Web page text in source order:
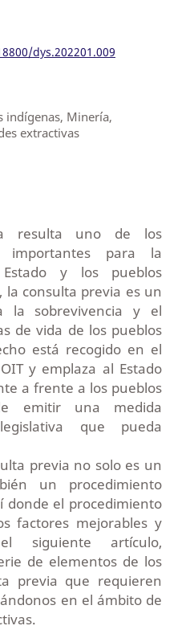
dys.202201.009
indígenas, Minería,
extractivas
resulta uno de los
importantes para la
y los pueblos
la consulta previa es un
la sobrevivencia y el
de vida de los pueblos
está recogido en el
y emplaza al Estado
a frente a los pueblos
emitir una medida
que pueda
previa no solo es un
un procedimiento
donde el procedimiento
factores mejorables y
siguiente artículo,
de elementos de los
previa que requieren
en el ámbito de